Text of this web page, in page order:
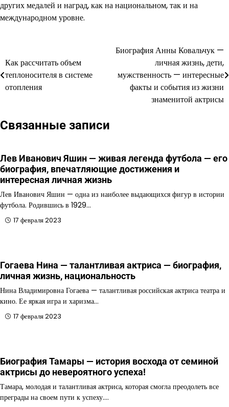
других медалей и наград, как на национальном, так и на
международном уровне.
по
записям
Как рассчитать объем
теплоносителя в системе
отопления
Биография Анны Ковальчук —
личная жизнь, дети,
мужственность — интересные
факты и события из жизни
знаменитой актрисы
Связанные записи
Лев Иванович Яшин — живая легенда футбола — его
биография, впечатляющие достижения и
интересная личная жизнь
Лев Иванович Яшин — одна из наиболее выдающихся фигур в истории
футбола. Родившись в 1929…
17 февраля 2023
Гогаева Нина — талантливая актриса — биография,
личная жизнь, национальность
Нина Владимировна Гогаева — талантливая российская актриса театра и
кино. Ее яркая игра и харизма…
17 февраля 2023
Биография Тамары — история восхода от семиной
актрисы до невероятного успеха!
Тамара, молодая и талантливая актриса, которая смогла преодолеть все
преграды на своем пути к успеху.…